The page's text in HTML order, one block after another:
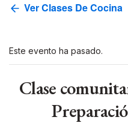
Apoyo
Ver Clases De Cocina
Este evento ha pasado.
Clase